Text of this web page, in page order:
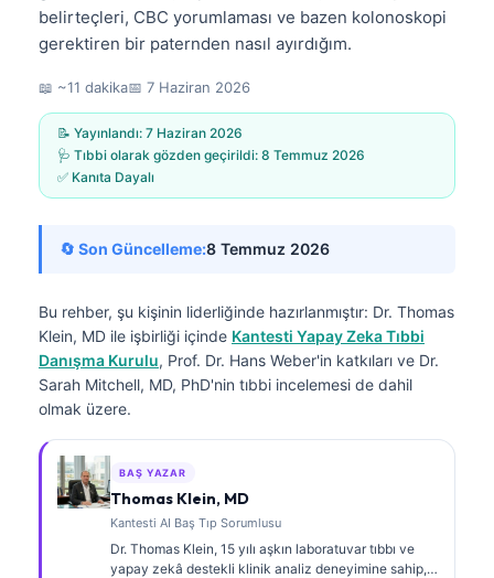
belirteçleri, CBC yorumlaması ve bazen kolonoskopi
gerektiren bir paternden nasıl ayırdığım.
📖 ~11 dakika📅 7 Haziran 2026
📝 Yayınlandı: 7 Haziran 2026
🩺 Tıbbi olarak gözden geçirildi: 8 Temmuz 2026
✅ Kanıta Dayalı
🔄 Son Güncelleme:8 Temmuz 2026
Bu rehber, şu kişinin liderliğinde hazırlanmıştır: Dr. Thomas
Klein, MD ile işbirliği içinde Kantesti Yapay Zeka Tıbbi
Danışma Kurulu, Prof. Dr. Hans Weber'in katkıları ve Dr.
Sarah Mitchell, MD, PhD'nin tıbbi incelemesi de dahil
olmak üzere.
BAŞ YAZAR
Thomas Klein, MD
Kantesti AI Baş Tıp Sorumlusu
Dr. Thomas Klein, 15 yılı aşkın laboratuvar tıbbı ve
yapay zekâ destekli klinik analiz deneyimine sahip,